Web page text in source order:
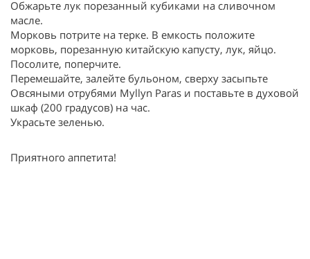
Обжарьте лук порезанный кубиками на сливочном
масле.
Морковь потрите на терке. В емкость положите
морковь, порезанную китайскую капусту, лук, яйцо.
Посолите, поперчите.
Перемешайте, залейте бульоном, сверху засыпьте
Овсяными отрубями Myllyn Paras и поставьте в духовой
шкаф (200 градусов) на час.
Украсьте зеленью.
Приятного аппетита!